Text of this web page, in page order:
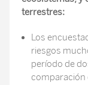
terrestres:
Los
riesgos
período de
comparación